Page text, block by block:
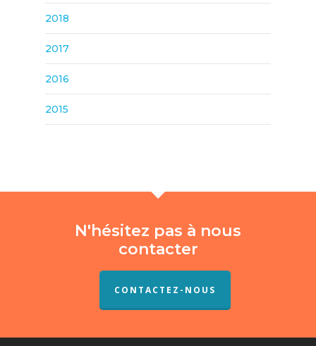
2018
2017
2016
2015
N'hésitez pas à nous
contacter
CONTACTEZ-NOUS